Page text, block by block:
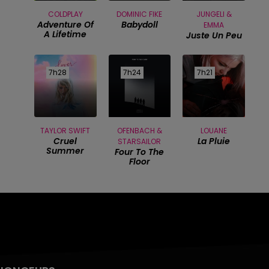
COLDPLAY
Adventure Of
A Lifetime
DOMINIC FIKE
Babydoll
JUNGELI &
EMMA
Juste Un Peu
7h28
7h28
TAYLOR SWIFT
Cruel
Summer
7h24
7h24
OFENBACH &
STARSAILOR
Four To The
Floor
7h21
7h21
LOUANE
La Pluie